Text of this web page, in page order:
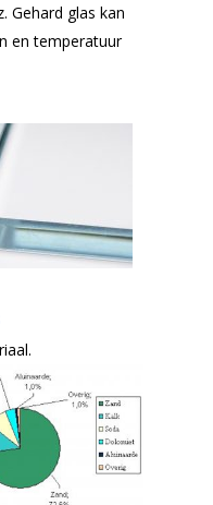
Gehard glas kan
en temperatuur